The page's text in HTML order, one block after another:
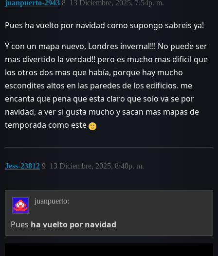
juanpuerto-2943 13 Diciembre, 2025, 7:54p. m.
8
Pues ha vuelto por navidad como supongo sabreis ya!
Y con un mapa nuevo, Londres invernal!!! No puede ser
mas divertido la verdad!! pero es mucho mas dificil que
los otros dos mas que había, porque hay mucho
escondites altos en las paredes de los edificios. me
encanta que pena que esta claro que solo va se por
navidad, a ver si gusta mucho y sacan mas mapas de
temporada como este
Jess-23812 13 Diciembre, 2025, 8:40p. m.
9
juanpuerto:
Pues ha vuelto por navidad